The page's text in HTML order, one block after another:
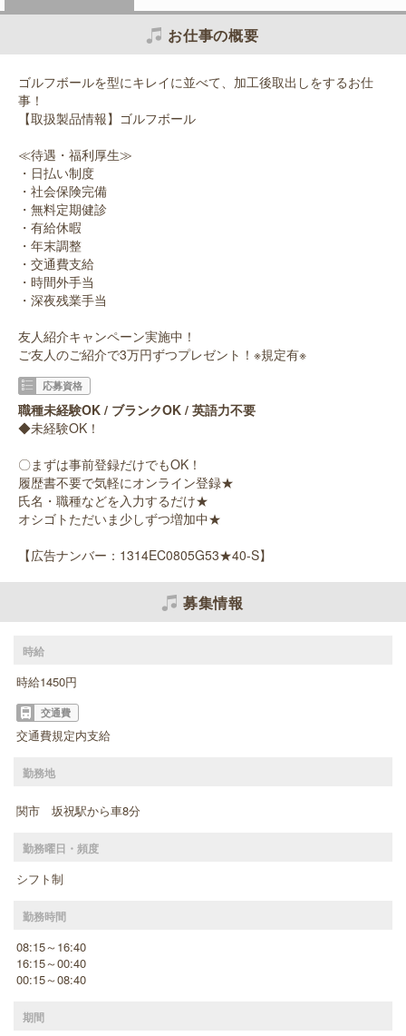
お仕事の概要
ゴルフボールを型にキレイに並べて、加工後取出しをするお仕
事！
【取扱製品情報】ゴルフボール
≪待遇・福利厚生≫
・日払い制度
・社会保険完備
・無料定期健診
・有給休暇
・年末調整
・交通費支給
・時間外手当
・深夜残業手当
友人紹介キャンペーン実施中！
ご友人のご紹介で3万円ずつプレゼント！※規定有※
応募資格
職種未経験OK / ブランクOK / 英語力不要
◆未経験OK！
〇まずは事前登録だけでもOK！
履歴書不要で気軽にオンライン登録★
氏名・職種などを入力するだけ★
オシゴトただいま少しずつ増加中★
【広告ナンバー：1314EC0805G53★40-S】
募集情報
時給
時給1450円
交通費
交通費規定内支給
勤務地
関市 坂祝駅から車8分
勤務曜日・頻度
シフト制
勤務時間
08:15～16:40
16:15～00:40
00:15～08:40
期間